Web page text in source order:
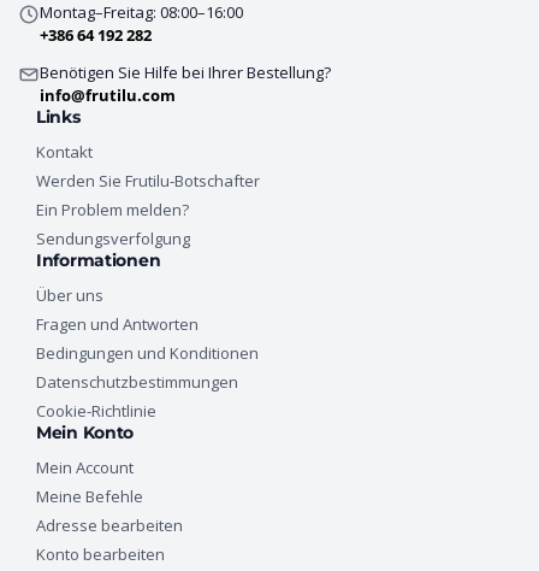
Montag–Freitag: 08:00–16:00
+386 64 192 282
Benötigen Sie Hilfe bei Ihrer Bestellung?
info@frutilu.com
Links
Kontakt
Werden Sie Frutilu-Botschafter
Ein Problem melden?
Sendungsverfolgung
Informationen
Über uns
Fragen und Antworten
Bedingungen und Konditionen
Datenschutzbestimmungen
Cookie-Richtlinie
Mein Konto
Mein Account
Meine Befehle
Adresse bearbeiten
Konto bearbeiten